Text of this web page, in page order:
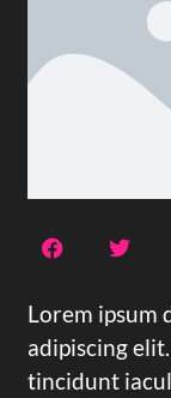
Lorem ipsum
adipiscing
tincidunt